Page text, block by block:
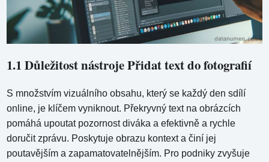
1.1 Důležitost nástroje Přidat text do fotografií
S množstvím vizuálního obsahu, který se každý den sdílí
online, je klíčem vyniknout. Překryvný text na obrázcích
pomáhá upoutat pozornost diváka a efektivně a rychle
doručit zprávu. Poskytuje obrazu kontext a činí jej
poutavějším a zapamatovatelnějším. Pro podniky zvyšuje